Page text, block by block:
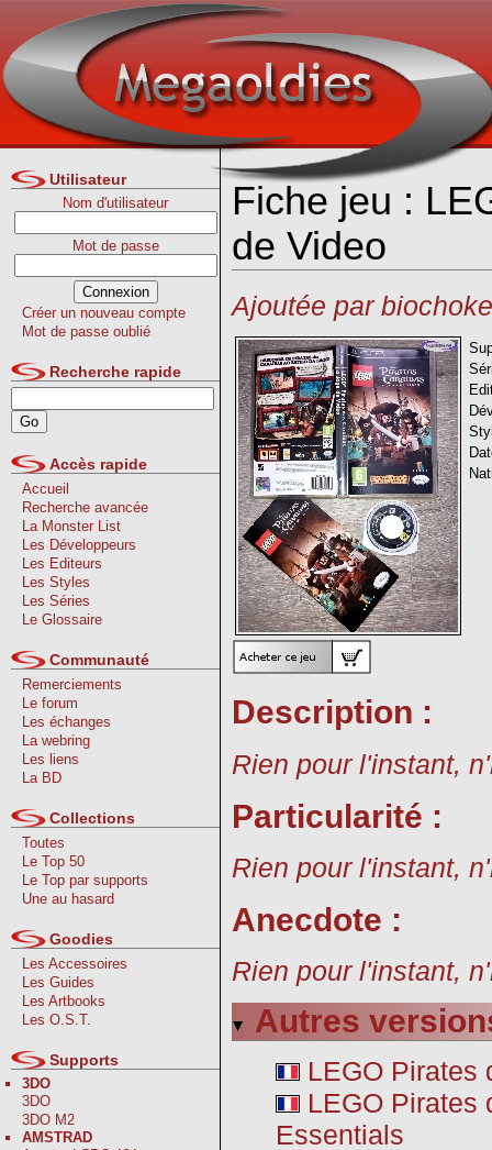
Utilisateur
Nom d'utilisateur
Mot de passe
Créer un nouveau compte
Mot de passe oublié
Recherche rapide
Accès rapide
Accueil
Recherche avancée
La Monster List
Les Développeurs
Les Editeurs
Les Styles
Les Séries
Le Glossaire
Communauté
Remerciements
Le forum
Les échanges
La webring
Les liens
La BD
Collections
Toutes
Le Top 50
Le Top par supports
Une au hasard
Goodies
Les Accessoires
Les Guides
Les Artbooks
Les O.S.T.
Supports
3DO
3DO
3DO M2
AMSTRAD
Fiche jeu :
de Video
Ajoutée par
Description :
Rien pour l'instant,
Particularité :
Rien pour l'instant,
Anecdote :
Rien pour l'instant,
Autres
LEGO Pirates
LEGO Pirates
Essentials